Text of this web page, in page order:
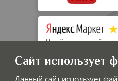
Сайт использует
Данный сайт использует